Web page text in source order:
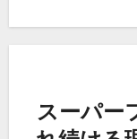
スーパー